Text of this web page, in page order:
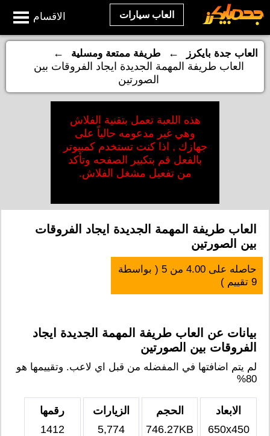
الاقسام العاب سيارات
العاب جدة بايكرز ← طريفة ممتعة ومسلية
←
العاب طريفة المهمة الجديدة ايجاد الفروقات بين
الصورتين
هذه اللعبة تعمل بتقنية الفلاش
وهي غير مدعومه حالياً على
جهازك , اذا كنت تستخدم كمبيوتر
بالفعل قم بتكبير الصفحه وتأكد
من تفعيل مشغل الفلاش.
العاب طريفة المهمة الجديدة ايجاد الفروقات
بين الصورتين
حاصله على4.00 من5 ( بواسطة
9 تقييم )
بيانات عن العاب طريفة المهمة الجديدة ايجاد
الفروقات بين الصورتين
لم يتم اضافتها في المفضله من قبل اي لاعب. وتقييمها هو
80%
الابعاد
650x450
الحجم
746.27KB
الزيارات
5,774
رقمها
1412